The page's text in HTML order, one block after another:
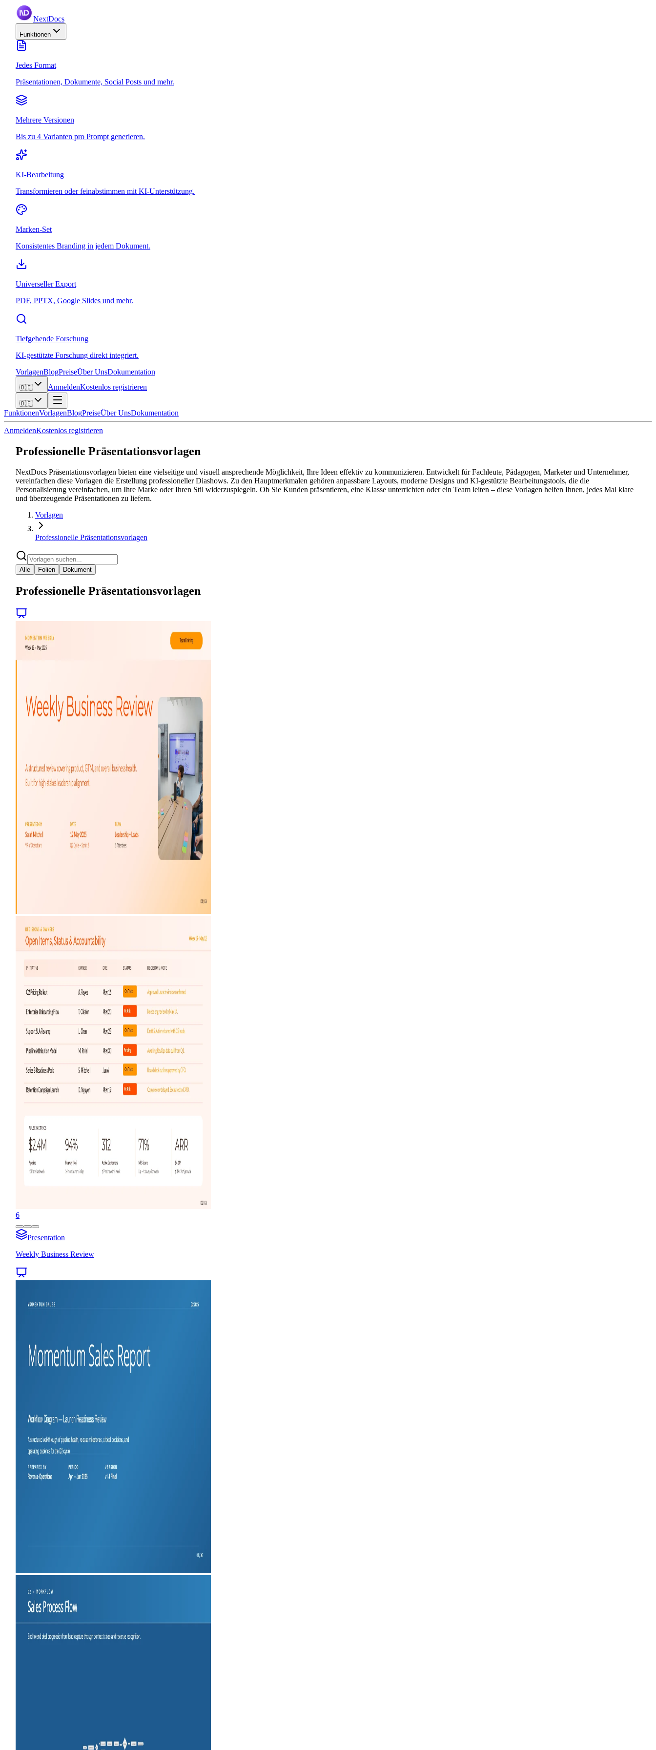
NextDocs
Funktionen
Jedes Format
Präsentationen, Dokumente, Social Posts und mehr.
Mehrere Versionen
Bis zu 4 Varianten pro Prompt generieren.
KI-Bearbeitung
Transformieren oder feinabstimmen mit KI-Unterstützung.
Marken-Set
Konsistentes Branding in jedem Dokument.
Universeller Export
PDF, PPTX, Google Slides und mehr.
Tiefgehende Forschung
KI-gestützte Forschung direkt integriert.
VorlagenBlogPreiseÜber UnsDokumentation
🇩🇪 AnmeldenKostenlos registrieren
🇩🇪
FunktionenVorlagenBlogPreiseÜber UnsDokumentation
AnmeldenKostenlos registrieren
Professionelle Präsentationsvorlagen
NextDocs Präsentationsvorlagen bieten eine vielseitige und visuell ansprechende Möglichkeit, Ihre Ideen effektiv zu kommunizieren. Entwickelt für Fachleute, Pädagogen, Marketer und Unternehmer,
vereinfachen diese Vorlagen die Erstellung professioneller Diashows. Zu den Hauptmerkmalen gehören anpassbare Layouts, moderne Designs und KI-gestützte Bearbeitungstools, die die
Personalisierung vereinfachen, um Ihre Marke oder Ihren Stil widerzuspiegeln. Ob Sie Kunden präsentieren, eine Klasse unterrichten oder ein Team leiten – diese Vorlagen helfen Ihnen, jedes Mal klare
und überzeugende Präsentationen zu liefern.
Vorlagen
Professionelle Präsentationsvorlagen
Alle Folien Dokument
Professionelle Präsentationsvorlagen
6
Presentation
Weekly Business Review